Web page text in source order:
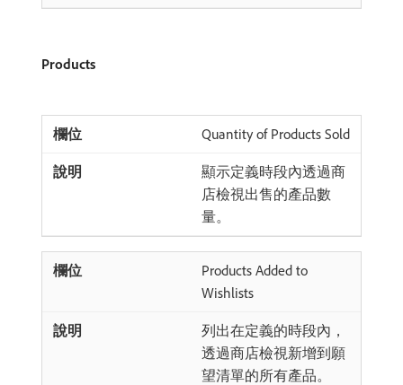
Products
Quantity of Products Sold
顯示定義時段內透過商
店檢視出售的產品數
量。
Products Added to
Wishlists
列出在定義的時段內，
透過商店檢視新增到願
望清單的所有產品。